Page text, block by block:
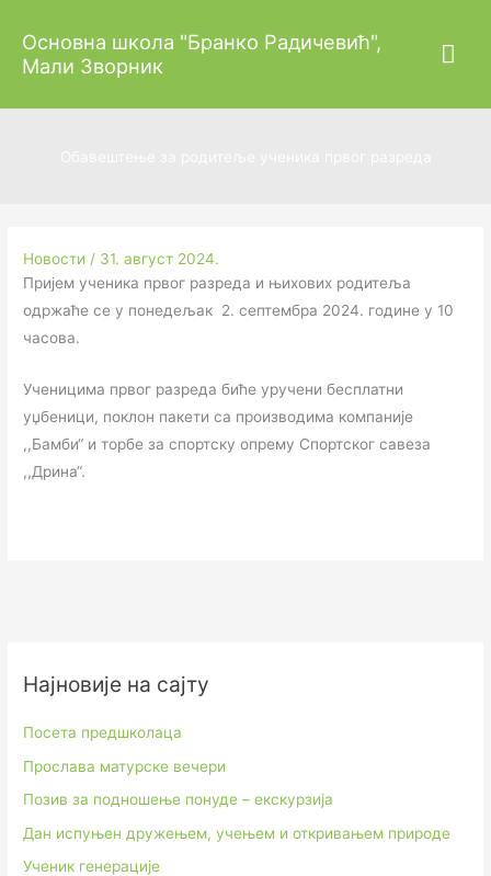
садржај
Основна школа "Бранко Радичевић",
Мали Зворник
Новости / 31. август 2024.
Пријем ученика првог разреда и њихових родитеља
одржаће се у понедељак 2. септембра 2024. године у 10
часова.
Ученицима првог разреда биће уручени бесплатни
уџбеници, поклон пакети са производима компаније
,,Бамби“ и торбе за спортску опрему Спортског савеза
,,Дрина“.
Најновије на сајту
Посета предшколаца
Прослава матурске вечери
Позив за подношење понуде – екскурзија
Дан испуњен дружењем, учењем и откривањем природе
Ученик генерације